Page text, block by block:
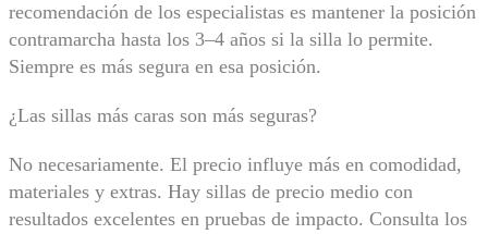
recomendación de los especialistas es mantener la posición
contramarcha hasta los 3–4 años si la silla lo permite.
Siempre es más segura en esa posición.
¿Las sillas más caras son más seguras?
No necesariamente. El precio influye más en comodidad,
materiales y extras. Hay sillas de precio medio con
resultados excelentes en pruebas de impacto. Consulta los